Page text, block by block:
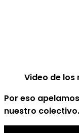
Video de los
Por eso
nuestro colectivo.